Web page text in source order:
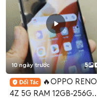
10 ngày trước 5
🔥OPPO RENO
4Z 5G RAM 12GB-256GB